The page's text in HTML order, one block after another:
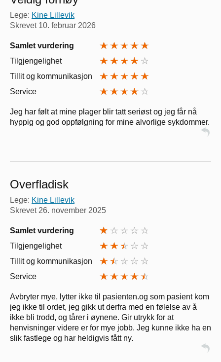
Lege: Kine Lillevik
Skrevet 10. februar 2026
Samlet vurdering
Tilgjengelighet
Tillit og kommunikasjon
Service
Jeg har følt at mine plager blir tatt seriøst og jeg får nå
hyppig og god oppfølgning for mine alvorlige sykdommer.
Overfladisk
Lege: Kine Lillevik
Skrevet 26. november 2025
Samlet vurdering
Tilgjengelighet
Tillit og kommunikasjon
Service
Avbryter mye, lytter ikke til pasienten.og som pasient kom
jeg ikke til ordet, jeg gikk ut derfra med en følelse av å
ikke bli trodd, og tårer i øynene. Gir utrykk for at
henvisninger videre er for mye jobb. Jeg kunne ikke ha en
slik fastlege og har heldigvis fått ny.